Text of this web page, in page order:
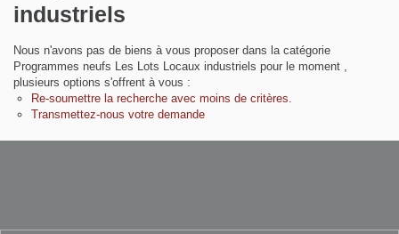
L'agence
Contact
Extranet
locaux industriels
Nous n'avons pas de biens à vous proposer dans la catégorie
Programmes neufs Les Lots Locaux industriels pour le moment ,
plusieurs options s'offrent à vous :
Re-soumettre la recherche avec moins de critères.
Transmettez-nous votre demande